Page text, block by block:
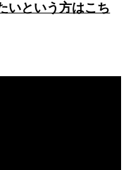
いという方はこち